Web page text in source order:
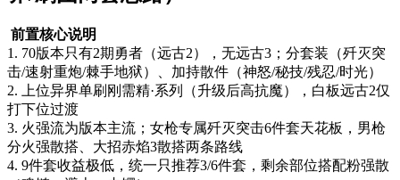
前置核心说明
1. 70版本只有2期勇者（远古2），无远古3；分套装（歼灭突
击/速射重炮/棘手地狱）、加持散件（神怒/秘技/残忍/时光）
2. 上位异界单刷刚需精·系列（升级后高抗魔），白板远古2仅
打下位过渡
3. 火强流为版本主流；女枪专属歼灭突击6件套天花板，男枪
分火强散搭、大招赤焰3散搭两条路线
4. 9件套收益极低，统一只推荐3/6件套，剩余部位搭配粉强散